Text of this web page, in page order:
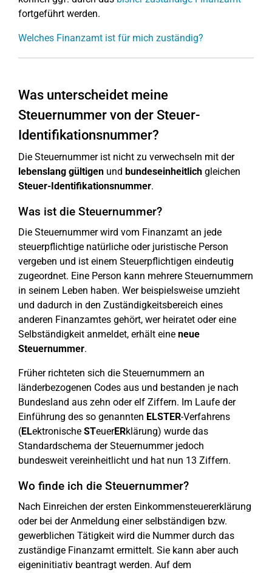
fortgeführt werden.
Welches Finanzamt ist für mich zuständig?
Was unterscheidet meine
Steuernummer von der Steuer-
Identifikationsnummer?
Die Steuernummer ist nicht zu verwechseln mit der
lebenslang gültigen und bundeseinheitlich gleichen
Steuer-Identifikationsnummer.
Was ist die Steuernummer?
Die Steuernummer wird vom Finanzamt an jede
steuerpflichtige natürliche oder juristische Person
vergeben und ist einem Steuerpflichtigen eindeutig
zugeordnet. Eine Person kann mehrere Steuernummern
in seinem Leben haben. Wer beispielsweise umzieht
und dadurch in den Zuständigkeitsbereich eines
anderen Finanzamtes gehört, wer heiratet oder eine
Selbständigkeit anmeldet, erhält eine neue
Steuernummer.
Früher richteten sich die Steuernummern an
länderbezogenen Codes aus und bestanden je nach
Bundesland aus zehn oder elf Ziffern. Im Laufe der
Einführung des so genannten ELSTER-Verfahrens
(ELektronische STeuerERklärung) wurde das
Standardschema der Steuernummer jedoch
bundesweit vereinheitlicht und hat nun 13 Ziffern.
Wo finde ich die Steuernummer?
Nach Einreichen der ersten Einkommensteuererklärung
oder bei der Anmeldung einer selbständigen bzw.
gewerblichen Tätigkeit wird die Nummer durch das
zuständige Finanzamt ermittelt. Sie kann aber auch
eigeninitiativ beantragt werden. Auf dem